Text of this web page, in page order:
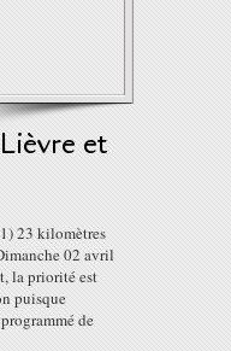
et
23 kilomètres
02 avril
la priorité est
puisque
de